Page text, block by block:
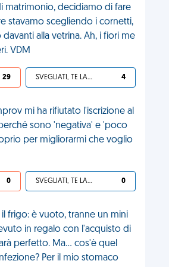
matrimonio, decidiamo di fare
stavamo scegliendo i cornetti,
alla vetrina. Ah, i fiori me
VDM
29 SVEGLIATI, TE LA SEI CERCATA! 4
mi ha rifiutato l'iscrizione al
sono 'negativa' e 'poco
per migliorarmi che voglio
0 SVEGLIATI, TE LA SEI CERCATA! 0
frigo: è vuoto, tranne un mini
in regalo con l'acquisto di
perfetto. Ma... cos'è quel
Per il mio stomaco